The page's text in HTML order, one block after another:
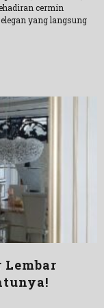
cermin
yang langsung
Lembar